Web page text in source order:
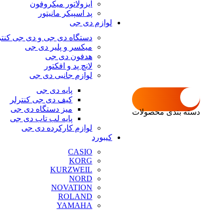
دسته بندی محصولات
ایزولاتور میکروفون
پد اسپیکر مانیتور
لوازم دی جی
دستگاه دی جی و دی جی
میکسر و پلیر دی جی
هدفون دی جی
لانچ پد و افکتور
لوازم جانبی دی جی
پایه دی جی
کیف دی جی کنترلر
میز دستگاه دی جی
پایه لب تاب دی جی
لوازم کارکرده دی جی
کیبورد
CASIO
KORG
KURZWEIL
NORD
NOVATION
ROLAND
YAMAHA